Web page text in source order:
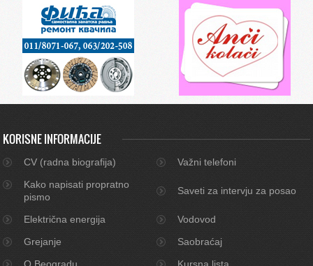
KORISNE INFORMACIJE
CV (radna biografija)
Važni telefoni
Kako napisati propratno
pismo
Saveti za intervju za posao
Električna energija
Vodovod
Grejanje
Saobraćaj
O Beogradu
Kursna lista